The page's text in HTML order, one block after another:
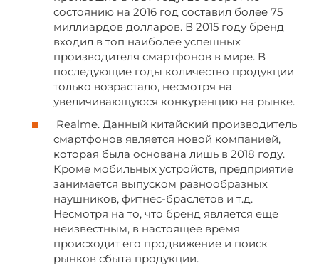
состоянию на 2016 год составил более 75
миллиардов долларов. В 2015 году бренд
входил в топ наиболее успешных
производителя смартфонов в мире. В
последующие годы количество продукции
только возрастало, несмотря на
увеличивающуюся конкуренцию на рынке.
Realme. Данный китайский производитель
смартфонов является новой компанией,
которая была основана лишь в 2018 году.
Кроме мобильных устройств, предприятие
занимается выпуском разнообразных
наушников, фитнес-браслетов и т.д.
Несмотря на то, что бренд является еще
неизвестным, в настоящее время
происходит его продвижение и поиск
рынков сбыта продукции.